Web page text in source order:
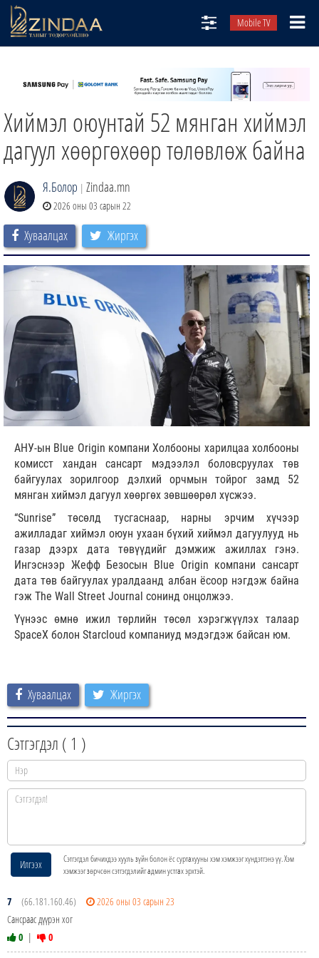
Mobile TV
ТВ8
ӨГЛӨӨНИЙ СОНИН
ЗИНДАА СЭТГҮҮЛ
Хиймэл оюунтай 52 мянган хиймэл
дагуул хөөргөхөөр төлөвлөж байна
Я.Болор | Zindaa.mn
2026 оны 03 сарын 22
Хуваалцах Жиргэх
АНУ-ын Blue Origin компани Холбооны харилцаа холбооны
комисст хандан сансарт мэдээлэл боловсруулах төв
байгуулах зорилгоор дэлхий орчмын тойрог замд 52
мянган хиймэл дагуул хөөргөх зөвшөөрөл хүсжээ.
“Sunrise” төсөлд тусгаснаар, нарны эрчим хүчээр
ажилладаг хиймэл оюун ухаан бүхий хиймэл дагуулууд нь
газар дээрх дата төвүүдийг дэмжиж ажиллах гэнэ.
Ингэснээр Жефф Безосын Blue Origin компани сансарт
дата төв байгуулах уралдаанд албан ёсоор нэгдэж байна
гэж The Wall Street Journal сонинд онцолжээ.
Үүнээс өмнө ижил төрлийн төсөл хэрэгжүүлэх талаар
SpaceX болон Starcloud компаниуд мэдэгдэж байсан юм.
Хуваалцах Жиргэх
Сэтгэгдэл ( 1 )
Илгээх
Сэтгэгдэл бичихдээ хууль зүйн болон ёс суртахууны хэм хэмжээг хүндэтгэнэ үү. Хэм
хэмжээг зөрчсөн сэтгэгдэлийг админ устгах эрхтэй.
7 (66.181.160.46)
2026 оны 03 сарын 23
Сансраас дүүрэн хог
0 | 0